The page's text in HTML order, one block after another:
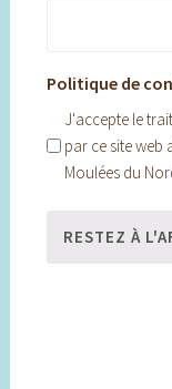
Politique de
J'accepte le
par ce site web
Moulées du